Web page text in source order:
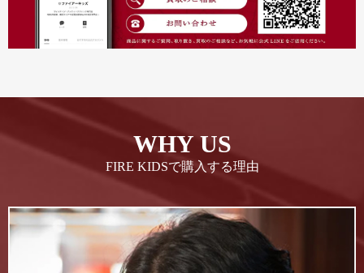
WHY US
FIRE KIDSで購入する理由